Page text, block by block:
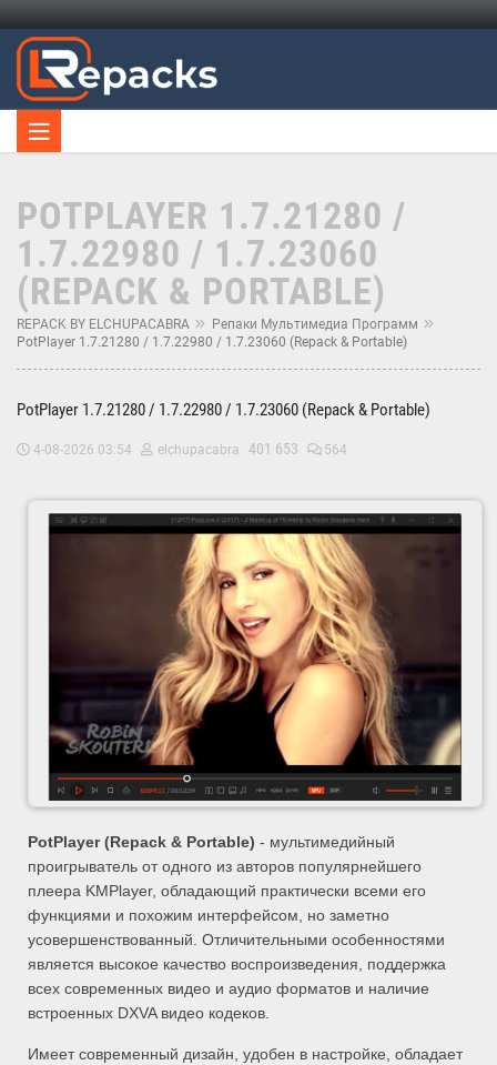
POTPLAYER 1.7.21280 /
1.7.22980 / 1.7.23060
(REPACK & PORTABLE)
REPACK BY ELCHUPACABRA
Репаки Мультимедиа Программ
PotPlayer 1.7.21280 / 1.7.22980 / 1.7.23060 (Repack & Portable)
PotPlayer 1.7.21280 / 1.7.22980 / 1.7.23060 (Repack & Portable)
4-08-2026 03:54 elchupacabra 401 653 564
PotPlayer (Repack & Portable) - мультимедийный
проигрыватель от одного из авторов популярнейшего
плеера KMPlayer, обладающий практически всеми его
функциями и похожим интерфейсом, но заметно
усовершенствованный. Отличительными особенностями
является высокое качество воспроизведения, поддержка
всех современных видео и аудио форматов и наличие
встроенных DXVA видео кодеков.
Имеет современный дизайн, удобен в настройке, обладает